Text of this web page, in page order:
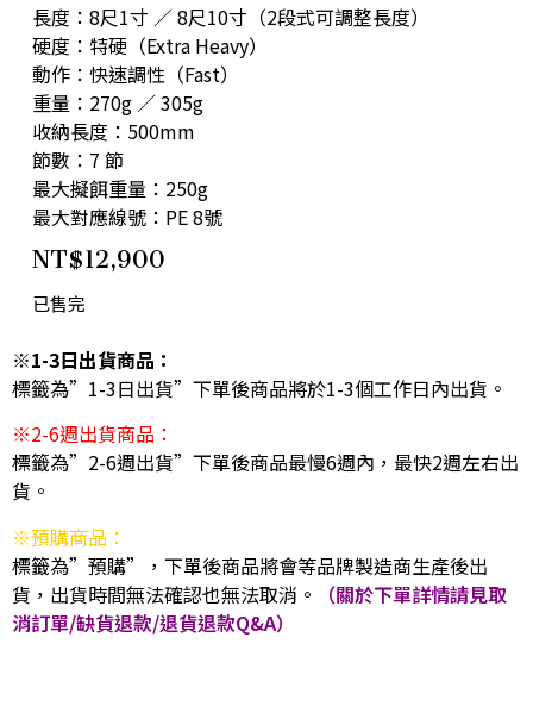
長度：8尺1寸 ／ 8尺10寸（2段式可調整長度）
硬度：特硬（Extra Heavy）
動作：快速調性（Fast）
重量：270g ／ 305g
收納長度：500mm
節數：7 節
最大擬餌重量：250g
最大對應線號：PE 8號
NT$12,900
已售完
※1-3日出貨商品：
標籤為”1-3日出貨”下單後商品將於1-3個工作日內出貨。
※2-6週出貨商品：
標籤為”2-6週出貨”下單後商品最慢6週內，最快2週左右出
貨。
※預購商品：
標籤為”預購”，下單後商品將會等品牌製造商生產後出
貨，出貨時間無法確認也無法取消。
（關於下單詳情請見取
消訂單/缺貨退款/退貨退款Q&A）